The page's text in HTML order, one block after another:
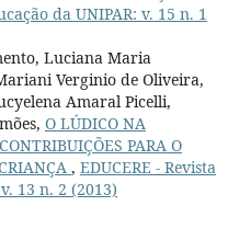
da UNIPAR: v. 15 n. 1
Luciana Maria
Verginio de Oliveira,
Amaral Picelli,
O LÚDICO NA
PARA O
, EDUCERE - Revista
13 n. 2 (2013)